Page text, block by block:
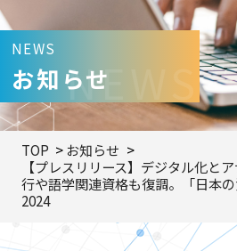
NEWS
お知らせNEWS
TOP
お知らせ
【プレスリリース】デジタル化と
行や語学関連資格も復調。「日本
2024